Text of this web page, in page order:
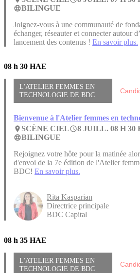
languageBILINGUE
Joignez-vous à une communauté de
échanger, réseauter et connecter autour
lancement des contenus ! En savoir plus.
08 h 30 HAE
L'ATELIER FEMMES EN
TECHNOLOGIE DE BDC
Bienvenue à l'Atelier femmes en
place SCÈNE CIELaccess_time8 JUILL. 08 H 30
languageBILINGUE
Rejoignez votre hôte pour la matinée
d'envoi de la 7e édition de l'Atelier
BDC! En savoir plus.
Rita Kasparian
Directrice principale
BDC Capital
08 h 35 HAE
L'ATELIER FEMMES EN
TECHNOLOGIE DE BDC